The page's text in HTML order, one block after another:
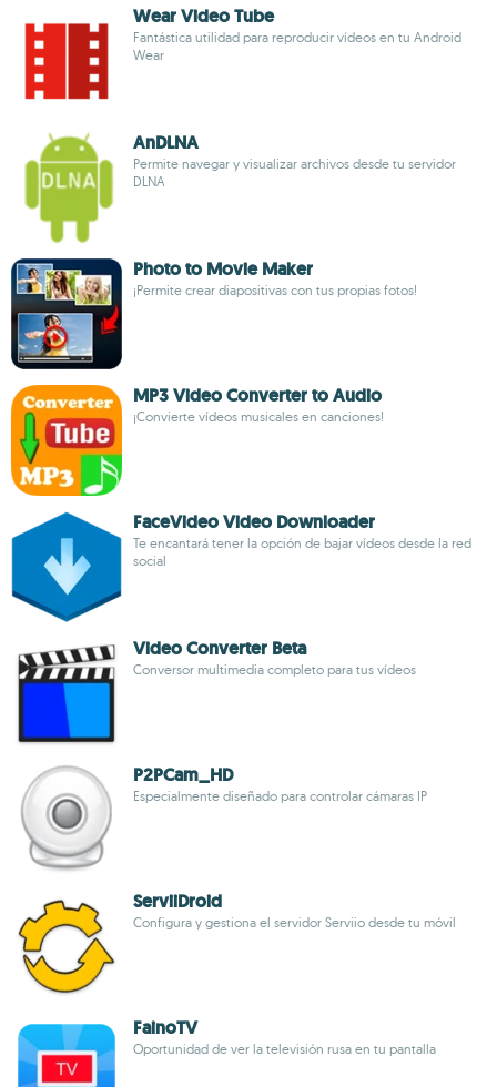
Wear Video Tube
Fantástica utilidad para reproducir vídeos en tu Android
Wear
AnDLNA
Permite navegar y visualizar archivos desde tu servidor
DLNA
Photo to Movie Maker
¡Permite crear diapositivas con tus propias fotos!
MP3 Video Converter to Audio
¡Convierte vídeos musicales en canciones!
FaceVideo Video Downloader
Te encantará tener la opción de bajar vídeos desde la red
social
Video Converter Beta
Conversor multimedia completo para tus vídeos
P2PCam_HD
Especialmente diseñado para controlar cámaras IP
ServiiDroid
Configura y gestiona el servidor Serviio desde tu móvil
FainoTV
Oportunidad de ver la televisión rusa en tu pantalla